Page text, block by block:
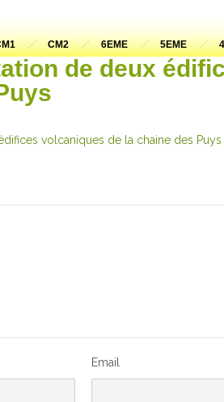
CM2 6EME 5EME
de deux
volcaniques de la chaine des Puys
Email